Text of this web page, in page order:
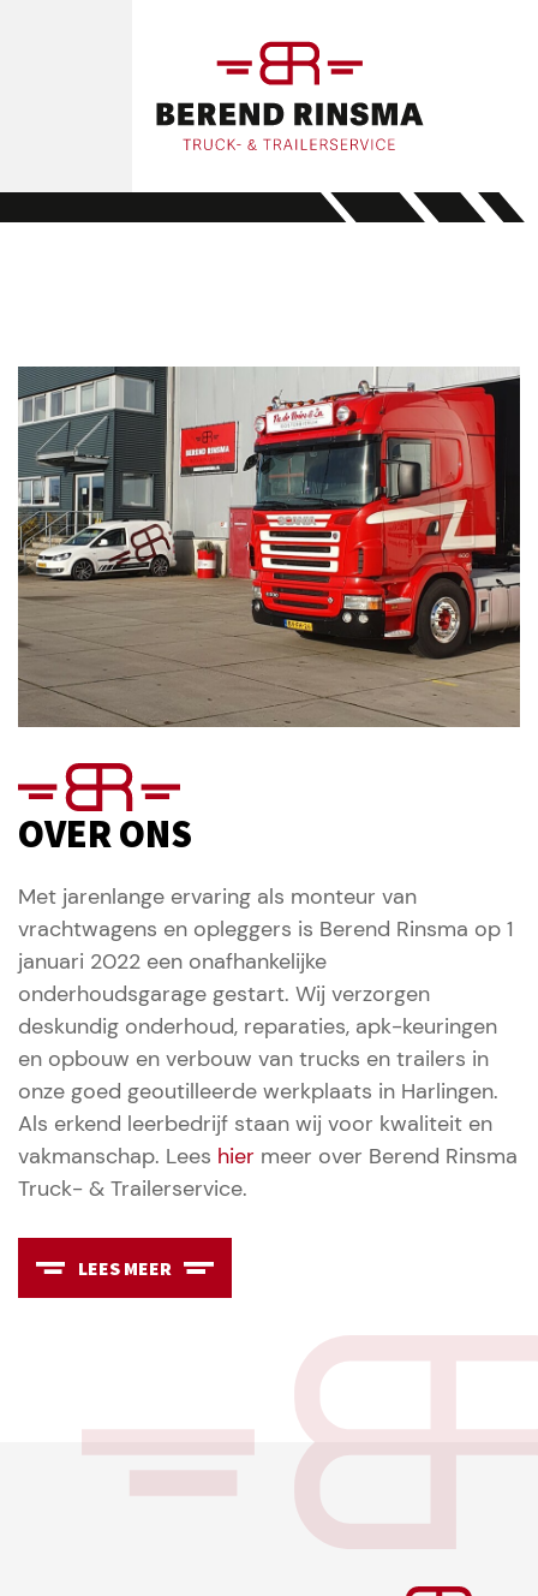
OVER ONS
Met jarenlange ervaring als monteur van
vrachtwagens en opleggers is Berend Rinsma op 1
januari 2022 een onafhankelijke
onderhoudsgarage gestart. Wij verzorgen
deskundig onderhoud, reparaties, apk-keuringen
en opbouw en verbouw van trucks en trailers in
onze goed geoutilleerde werkplaats in Harlingen.
Als erkend leerbedrijf staan wij voor kwaliteit en
vakmanschap. Lees hier meer over Berend Rinsma
Truck- & Trailerservice.
LEES MEER